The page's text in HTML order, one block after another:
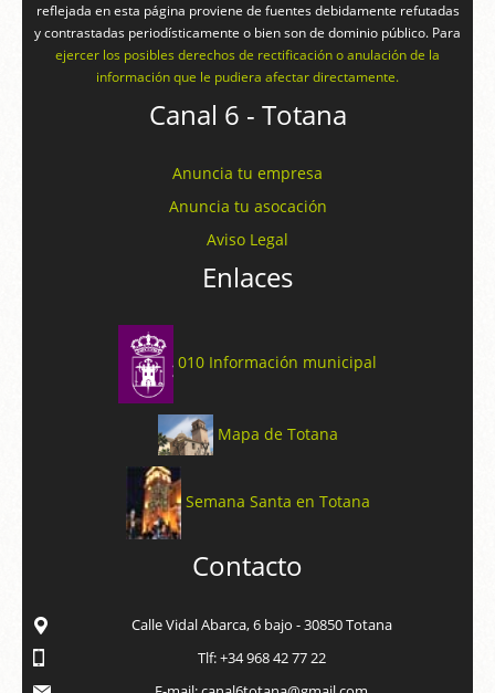
reflejada en esta página proviene de fuentes debidamente refutadas
y contrastadas periodísticamente o bien son de dominio público. Para
ejercer los posibles derechos de rectificación o anulación de la
información que le pudiera afectar directamente.
Canal 6 - Totana
Anuncia tu empresa
Anuncia tu asocación
Aviso Legal
Enlaces
010 Información municipal
Mapa de Totana
Semana Santa en Totana
Contacto
Calle Vidal Abarca, 6 bajo - 30850 Totana
Tlf: +34 968 42 77 22